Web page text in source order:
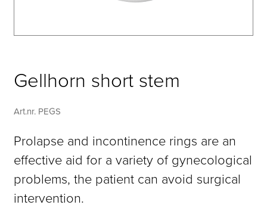
Gellhorn short stem
Art.nr. PEGS
Prolapse and incontinence rings are an
effective aid for a variety of gynecological
problems, the patient can avoid surgical
intervention.